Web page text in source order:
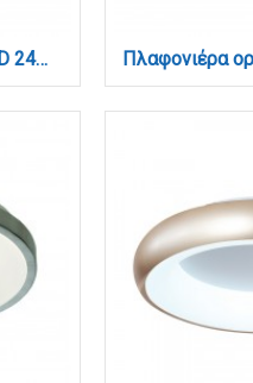
Πλαφονιέρα οροφής LED 24W 3CCT (by switch on base) σε λευκή απόχρωση D:30x2,5cm (42036-D-White)